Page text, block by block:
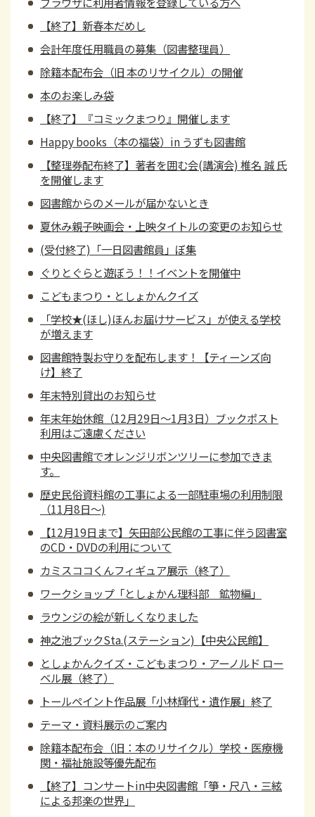
【終了】新春本だめし
会計年度任用職員の募集（図書整理員）
除籍本配布会（旧 本のリサイクル）の開催
本のお楽しみ袋
【終了】『コミックまつり』開催します
Happy books（本の福袋）in うずも図書館
【整理券配布終了】著者を囲む会(講演会) 椎名 誠 氏
を開催します
図書館からのメールが届かないとき
夏休み親子映画会・上映タイトルの変更のお知らせ
(受付終了)「一日図書館員」ぼ集
ぐりとぐらと遊ぼう！！イベントを開催中
こどもまつり・としょかんクイズ
「学校★(ほし)ほんお届けサービス」が使える学校
が増えます
図書館特製お守りを配布します！【ティーンズ向
け】終了
年末特別貸出のお知らせ
年末年始休館（12月29日～1月3日）ブックポスト
利用はご遠慮ください
中央図書館でオレンジリボンツリーに参加できま
す。
歴史民俗資料館の工事による一部駐車場の利用制限
（11月8日～)
【12月19日まで】矢田部公民館の工事に伴う図書室
のCD・DVDの利用について
カミスココくんフィギュア展示（終了）
ワークショップ「としょかん理科部 鉱物編」
ラウンジの絵が新しくなりました
神之池ブックSta.(ステーション)【中央公民館】
としょかんクイズ・こどもまつり・アーノルド ロー
ベル展（終了）
トールペイント作品展「小林輝代・遺作展」終了
テーマ・資料展示のご案内
除籍本配布会（旧：本のリサイクル）学校・医療機
関・福祉施設等優先配布
【終了】コンサートin中央図書館「箏・尺八・三絃
による邦楽の世界」